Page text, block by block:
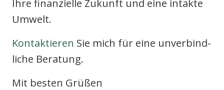
Ihre finan­zi­el­le Zukunft und eine intak­te
Umwelt.
Kon­tak­tie­ren Sie mich für eine unver­bind­
li­che Bera­tung.
Mit bes­ten Grü­ßen